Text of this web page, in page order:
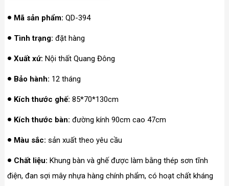
Mã sản phẩm: QD-394
Tình trạng: đặt hàng
Xuất xứ: Nội thất Quang Đông
Bảo hành: 12 tháng
Kích thước ghế: 85*70*130cm
Kích thước bàn: đường kính 90cm cao 47cm
Màu sắc: sản xuất theo yêu cầu
Chất liệu: Khung bàn và ghế được làm bằng thép sơn tĩnh
điện, đan sợi mây nhựa hàng chính phẩm, có hoạt chất kháng